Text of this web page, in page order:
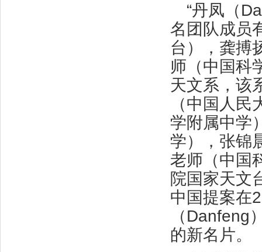
“丹凤（
名团队成员
台），龚搏
师（中国科
天文系，该
（中国人
学附属中学
学），张锦
老师（中国
院国家天文
中国提案在
（Danfeng
的新名片。